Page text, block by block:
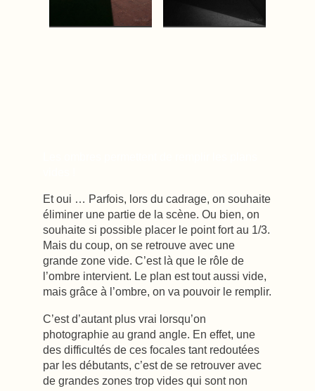
Et oui … Parfois, lors du cadrage, on souhaite
éliminer une partie de la scène. Ou bien, on
souhaite si possible placer le point fort au 1/3.
Mais du coup, on se retrouve avec une
grande zone vide. C’est là que le rôle de
l’ombre intervient. Le plan est tout aussi vide,
mais grâce à l’ombre, on va pouvoir le remplir.
C’est d’autant plus vrai lorsqu’on
photographie au grand angle. En effet, une
des difficultés de ces focales tant redoutées
par les débutants, c’est de se retrouver avec
de grandes zones trop vides qui sont non